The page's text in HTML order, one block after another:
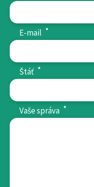
E-mail *
Štáť *
Vaše správa *